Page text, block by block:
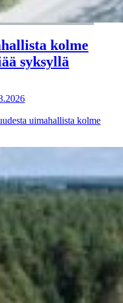
kolme
syksyllä
uimahallista kolme